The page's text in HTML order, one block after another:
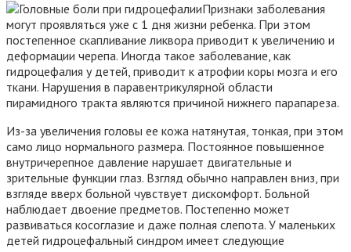
Признаки заболевания
могут проявляться уже с 1 дня жизни ребенка. При этом
постепенное скапливание ликвора приводит к увеличению и
деформации черепа. Иногда такое заболевание, как
гидроцефалия у детей, приводит к атрофии коры мозга и его
ткани. Нарушения в паравентрикулярной области
пирамидного тракта являются причиной нижнего парапареза.
Из-за увеличения головы ее кожа натянутая, тонкая, при этом
само лицо нормального размера. Постоянное повышенное
внутричерепное давление нарушает двигательные и
зрительные функции глаз. Взгляд обычно направлен вниз, при
взгляде вверх больной чувствует дискомфорт. Больной
наблюдает двоение предметов. Постепенно может
развиваться косоглазие и даже полная слепота. У маленьких
детей гидроцефальный синдром имеет следующие